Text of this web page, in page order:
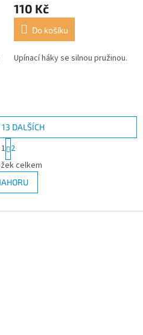
110 Kč
Do košíku
Upínací háky se silnou pružinou.
O
v
l
á
DALŠÍCH
S
t
r
á
n
k
v
1 2
celkem